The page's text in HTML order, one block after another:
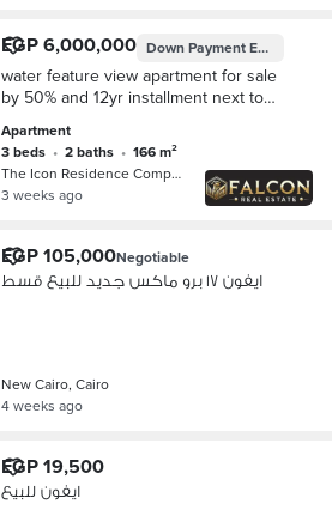
EGP 6,000,000 Down PaymentEGP 600,000
water feature view apartment for sale
by 50% and 12yr installment next to
cairo and palm hills
Apartment
3 beds • 2 baths •
166 m²
The Icon Residence Compound, 5th Se…
3 weeks ago
EGP 105,000Negotiable
ايفون ١٧ برو ماكس جديد للبيع قسط
New Cairo, Cairo
4 weeks ago
EGP 19,500
ايفون للبيع